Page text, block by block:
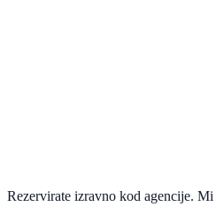
Rezervirate izravno kod agencije.